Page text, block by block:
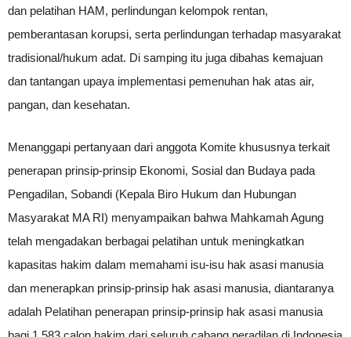
dan pelatihan HAM, perlindungan kelompok rentan,
pemberantasan korupsi, serta perlindungan terhadap masyarakat
tradisional/hukum adat. Di samping itu juga dibahas kemajuan
dan tantangan upaya implementasi pemenuhan hak atas air,
pangan, dan kesehatan.
Menanggapi pertanyaan dari anggota Komite khususnya terkait
penerapan prinsip-prinsip Ekonomi, Sosial dan Budaya pada
Pengadilan, Sobandi (Kepala Biro Hukum dan Hubungan
Masyarakat MA RI) menyampaikan bahwa Mahkamah Agung
telah mengadakan berbagai pelatihan untuk meningkatkan
kapasitas hakim dalam memahami isu-isu hak asasi manusia
dan menerapkan prinsip-prinsip hak asasi manusia, diantaranya
adalah Pelatihan penerapan prinsip-prinsip hak asasi manusia